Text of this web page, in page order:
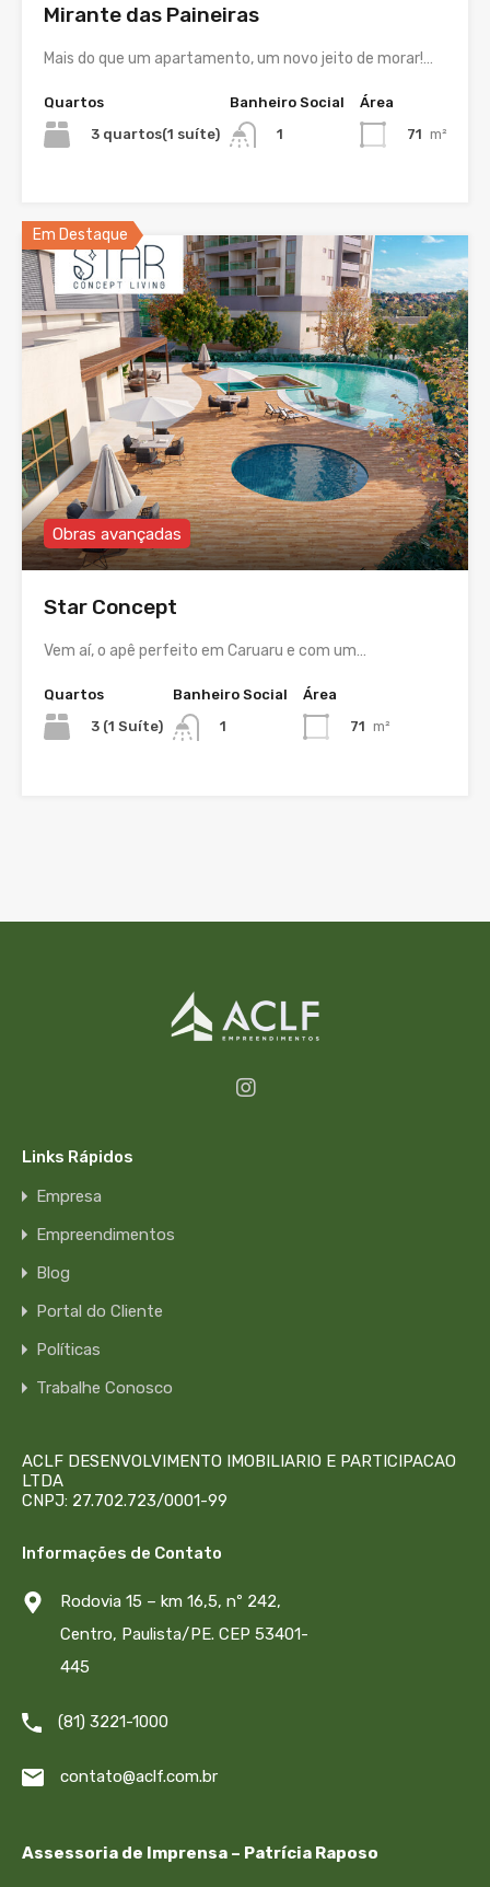
Mirante das Paineiras
Mais do que um apartamento, um novo jeito de morar!…
Quartos
3 quartos(1 suíte)
Banheiro Social
1
Área
71 m²
Em Destaque
Obras avançadas
Star Concept
Vem aí, o apê perfeito em Caruaru e com um…
Quartos
3 (1 Suíte)
Banheiro Social
1
Área
71 m²
Links Rápidos
Empresa
Empreendimentos
Blog
Portal do Cliente
Políticas
Trabalhe Conosco
ACLF DESENVOLVIMENTO IMOBILIARIO E PARTICIPACAO
LTDA
CNPJ: 27.702.723/0001-99
Informações de Contato
Rodovia 15 – km 16,5, nº 242,
Centro, Paulista/PE. CEP 53401-
445
(81) 3221-1000
contato@aclf.com.br
Assessoria de Imprensa – Patrícia Raposo